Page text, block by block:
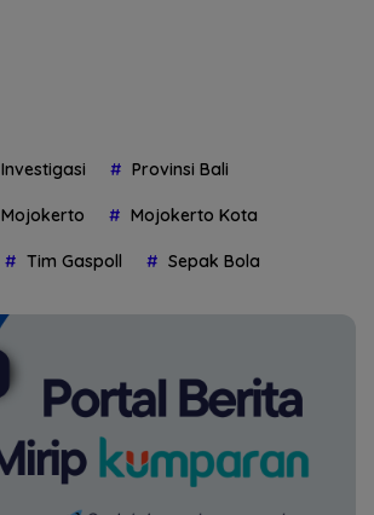
Investigasi Provinsi Bali
Mojokerto Mojokerto Kota
Tim Gaspoll Sepak Bola